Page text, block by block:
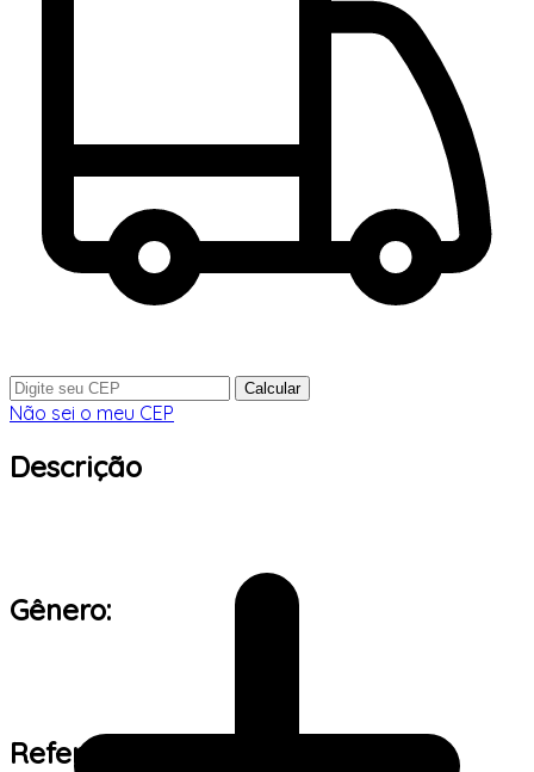
Calcular
Não sei o meu CEP
Descrição
Gênero:
Referência de tamanho: